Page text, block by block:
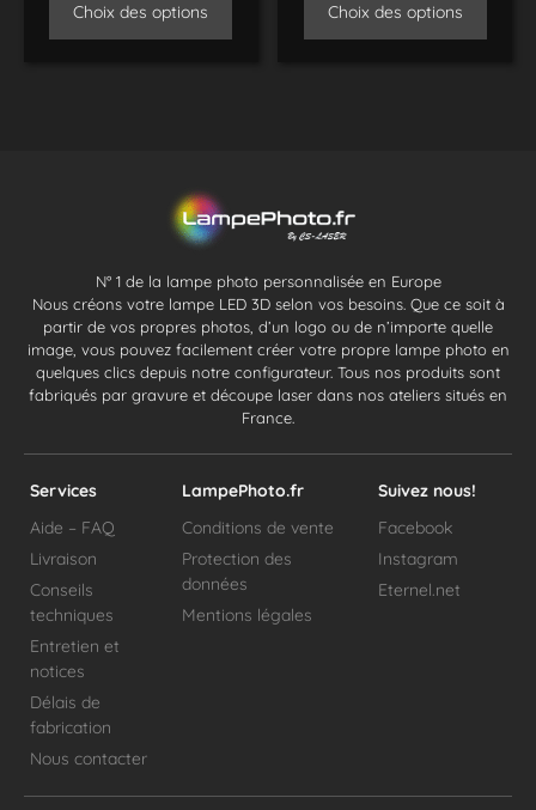
Choix des options Choix des options
N° 1 de la lampe photo personnalisée en Europe
Nous créons votre lampe LED 3D selon vos besoins. Que ce soit à
partir de vos propres photos, d’un logo ou de n’importe quelle
image, vous pouvez facilement créer votre propre lampe photo en
quelques clics depuis notre configurateur. Tous nos produits sont
fabriqués par gravure et découpe laser dans nos ateliers situés en
France.
Services
Aide – FAQ
Livraison
Conseils
techniques
Entretien et
notices
Délais de
fabrication
Nous contacter
LampePhoto.fr
Conditions de vente
Protection des
données
Mentions légales
Suivez nous!
Facebook
Instagram
Eternel.net